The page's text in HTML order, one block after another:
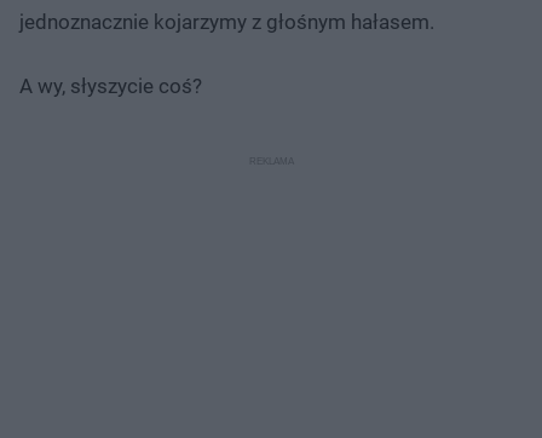
jednoznacznie kojarzymy z głośnym hałasem.
A wy, słyszycie coś?